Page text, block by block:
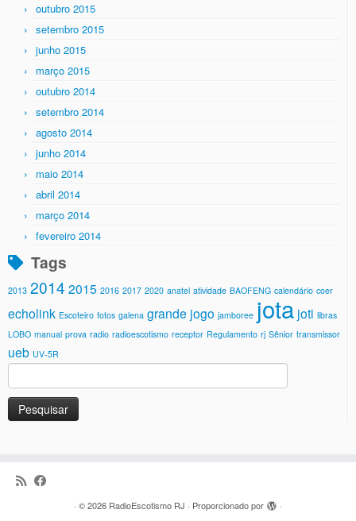
outubro 2015
setembro 2015
junho 2015
março 2015
outubro 2014
setembro 2014
agosto 2014
junho 2014
maio 2014
abril 2014
março 2014
fevereiro 2014
Tags
2013 2014 2015 2016 2017 2020 anatel atividade BAOFENG calendário coer
echolink Escoteiro fotos galena grande jogo jamboree jota joti libras
LOBO manual prova radio radioescotismo receptor Regulamento rj Sênior transmissor
ueb UV-5R
por:
· © 2026 RadioEscotismo RJ · Proporcionado por
·